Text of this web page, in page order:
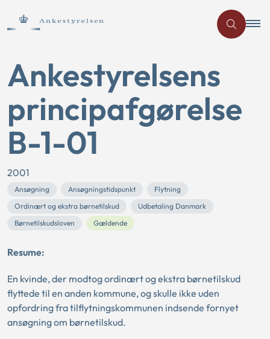
Ankestyrelsens
principafgørelse
B-1-01
2001
Ansøgning Ansøgningstidspunkt
Flytning
Ordinært og ekstra børnetilskud
Udbetaling Danmark
Børnetilskudsloven
Gældende
Resume:
En kvinde, der modtog ordinært og ekstra børnetilskud
flyttede til en anden kommune, og skulle ikke uden
opfordring fra tilflytningskommunen indsende fornyet
ansøgning om børnetilskud.